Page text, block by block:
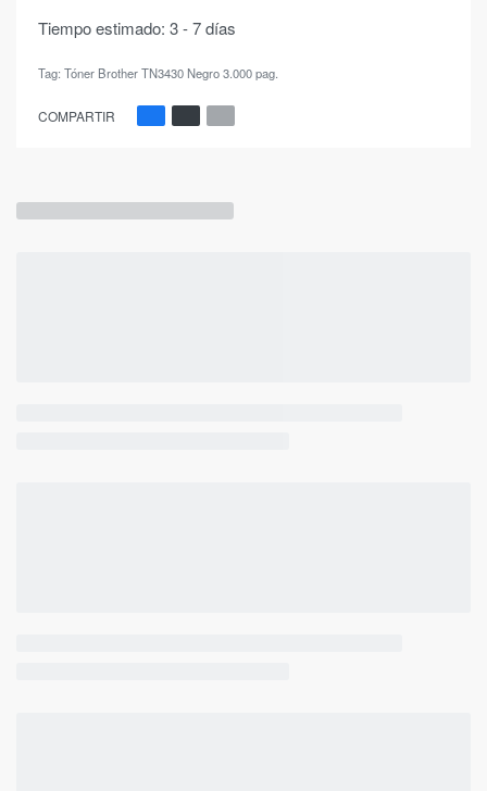
Tiempo estimado: 3 - 7 días
Tag: Tóner Brother TN3430 Negro 3.000 pag.
COMPARTIR